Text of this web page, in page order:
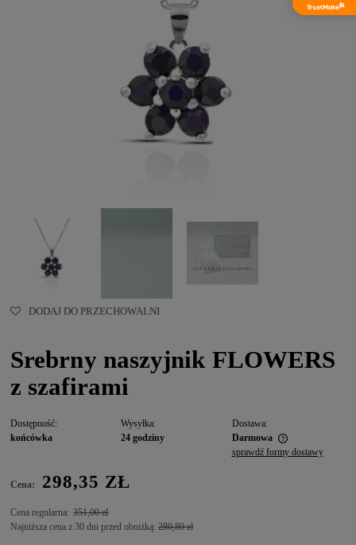
DODAJ DO PRZECHOWALNI
Srebrny naszyjnik FLOWERS
z szafirami
Dostępność:
końcówka
Wysyłka:
24 godziny
Dostawa:
Darmowa
sprawdź formy dostawy
Cena: 298,35 ZŁ
Cena regularna: 351,00 zł
Najniższa cena z 30 dni przed obniżką: 280,80 zł